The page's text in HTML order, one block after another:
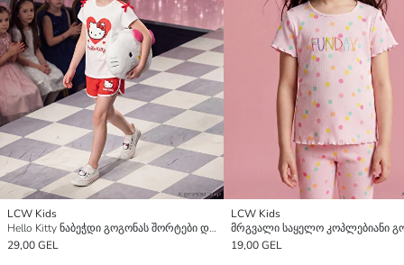
LCW Kids
Hello Kitty ნაბეჭდი გოგონას შორტები და მაისური
29,00 GEL
LCW Kids
19,00 GEL